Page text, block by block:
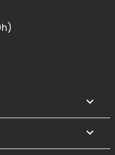

